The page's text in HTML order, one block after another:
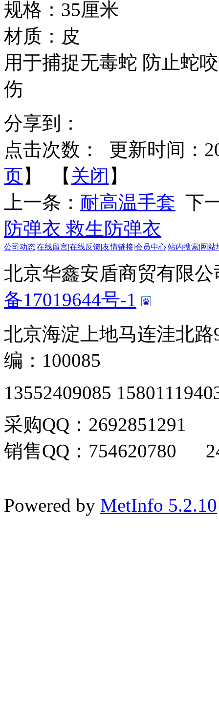
规格：35厘米
材质：皮
用于捕捉无毒蛇 防止蛇
伤
分享到：
点击次数：
更新时间：
页】 【 关闭 】
上一条： 耐高温手套 下
防弹衣 救生防弹衣
公司动态|在线留言|在线反馈|友情链接|会员中心|站内搜索|网站
北京华鑫安盾商贸有限
备17019644号-1
北京海淀上地马连洼北
编：100085
13552409085
采购QQ：2692851291
销售QQ：754620780
Powered by MetInfo 5.2.10